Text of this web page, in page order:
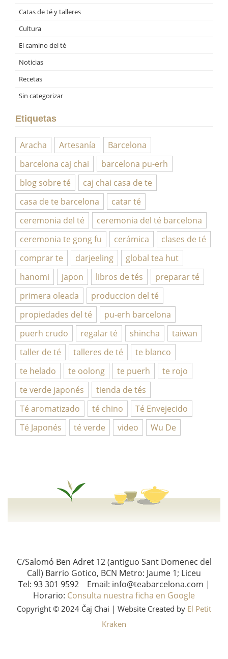
Catas de té y talleres
Cultura
El camino del té
Noticias
Recetas
Sin categorizar
Etiquetas
Aracha Artesanía
Barcelona
barcelona caj chai
barcelona pu-erh
blog sobre té
caj chai casa de te
casa de te barcelona
catar té
ceremonia del té
ceremonia del té barcelona
ceremonia te gong fu
cerámica
clases de té
comprar te
darjeeling
global tea hut
hanomi
japon libros de tés
preparar té
primera oleada
produccion del té
propiedades del té
pu-erh barcelona
puerh crudo
regalar té shincha
taiwan
taller de té
talleres de té
te blanco
te helado
te oolong te puerh
te rojo
te verde japonés
tienda de tés
Té aromatizado
té chino
Té Envejecido
Té Japonés
té verde video Wu De
C/Salomó Ben Adret 12 (antiguo Sant Domenec del
Call) Barrio Gotico, BCN Metro: Jaume 1; Liceu
Tel: 93 301 9592 Email: info@teabarcelona.com |
Horario: Consulta nuestra ficha en Google
Copyright © 2024 Čaj Chai | Website Created by El Petit
Kraken